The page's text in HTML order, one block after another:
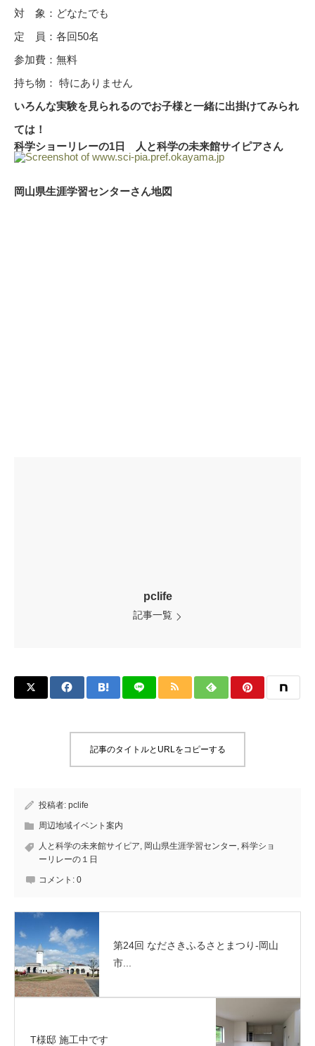
対 象：どなたでも
定 員：各回50名
参加費：無料
持ち物： 特にありません
いろんな実験を見られるのでお子様と一緒に出掛けてみられ
ては！
科学ショーリレーの1日 人と科学の未来館サイピアさん
岡山県生涯学習センターさん地図
pclife
記事一覧
記事のタイトルとURLをコピーする
投稿者: pclife
周辺地域イベント案内
人と科学の未来館サイピア, 岡山県生涯学習センター, 科学ショ
ーリレーの１日
コメント: 0
第24回 なださきふるさとまつり-岡山
市...
T様邸 施工中です